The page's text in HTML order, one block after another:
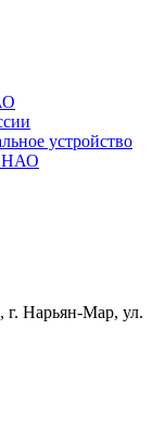
устройство
НАО
Нарьян-Мар, ул.